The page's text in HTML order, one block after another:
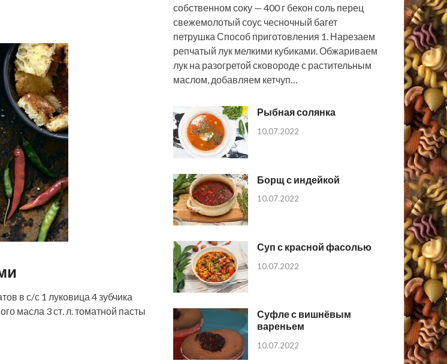
в с/с 1 луковица 4 зубчика
масла 3 ст. л. томатной пасты
собственном соку — 400 г бекон соль перец
свежемолотый соус чесночный багет
петрушка Способ приготовления 1. Нарезаем
репчатый лук мелкими кубиками. Обжариваем
лук на разогретой сковороде с растительным
маслом, добавляем кетчуп…
Рыбная солянка
10.07.2022
Борщ с индейкой
10.07.2022
Суп с красной фасолью
10.07.2022
Суфле с вишнёвым
вареньем
10.07.2022